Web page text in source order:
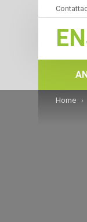
You are
Home